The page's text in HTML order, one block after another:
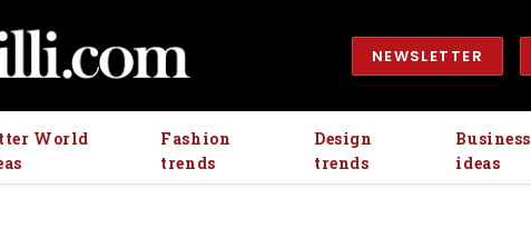
NEWSLETTER
World
Fashion
trends
Design
trends
Business
ideas